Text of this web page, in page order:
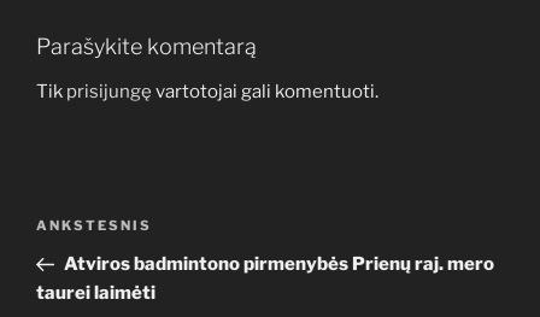
Parašykite komentarą
Tik prisijungę vartotojai gali komentuoti.
Navigacija
įrašų
Ankstesnis
įrašas
ANKSTESNIS
Atviros badmintono pirmenybės Prienų raj. mero
taurei laimėti